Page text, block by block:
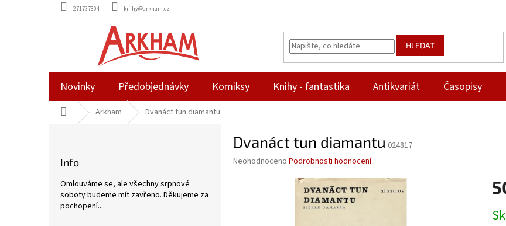
271737304 knihy@arkham.cz
HLEDAT
Novinky Předobjednávky Komiksy Knihy - fantastika Antikvariát Časopisy
Domů Arkham Dvanáct tun diamantu
Info
Omlouváme se, ale všechny srpnové
soboty budeme mít zavřeno. Děkujeme za
pochopení....
Dvanáct tun diamantu 024817
Průměrné
Neohodnoceno Podrobnosti hodnocení